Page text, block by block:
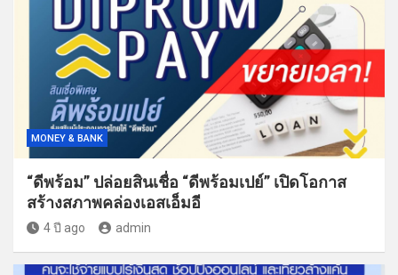
MONEY & BANK
“ดีพร้อม” ปล่อยสินเชื่อ “ดีพร้อมเปย์” เปิดโอกาส
สร้างสภาพคล่องเอสเอ็มอี
4 ปี ago admin